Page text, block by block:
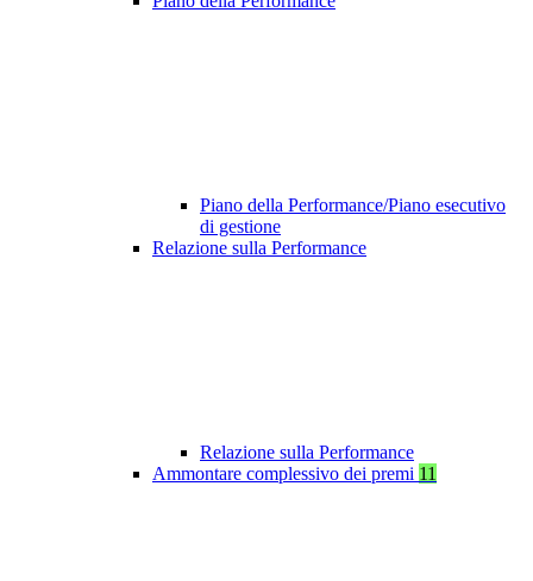
Piano della Performance/Piano esecutivo
di gestione
Relazione sulla Performance
Relazione sulla Performance
Ammontare complessivo dei premi 11